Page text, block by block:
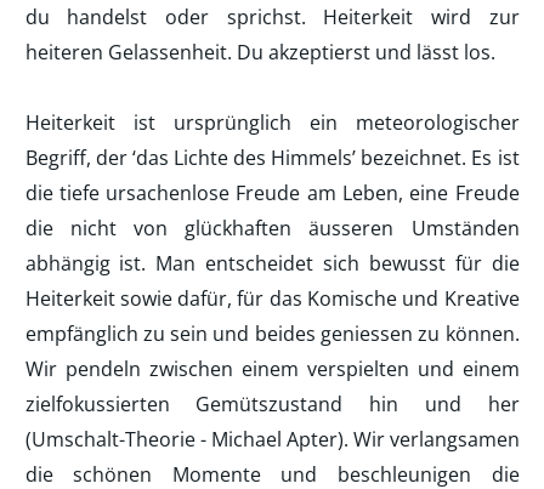
du handelst oder sprichst. Heiterkeit wird zur
heiteren Gelassenheit. Du akzeptierst und lässt los.
Heiterkeit ist ursprünglich ein meteorologischer
Begriff, der ‘das Lichte des Himmels’ bezeichnet. Es ist
die tiefe ursachenlose Freude am Leben, eine Freude
die nicht von glückhaften äusseren Umständen
abhängig ist. Man entscheidet sich bewusst für die
Heiterkeit sowie dafür, für das Komische und Kreative
empfänglich zu sein und beides geniessen zu können.
Wir pendeln zwischen einem verspielten und einem
zielfokussierten Gemütszustand hin und her
(Umschalt-Theorie - Michael Apter). Wir verlangsamen
die schönen Momente und beschleunigen die